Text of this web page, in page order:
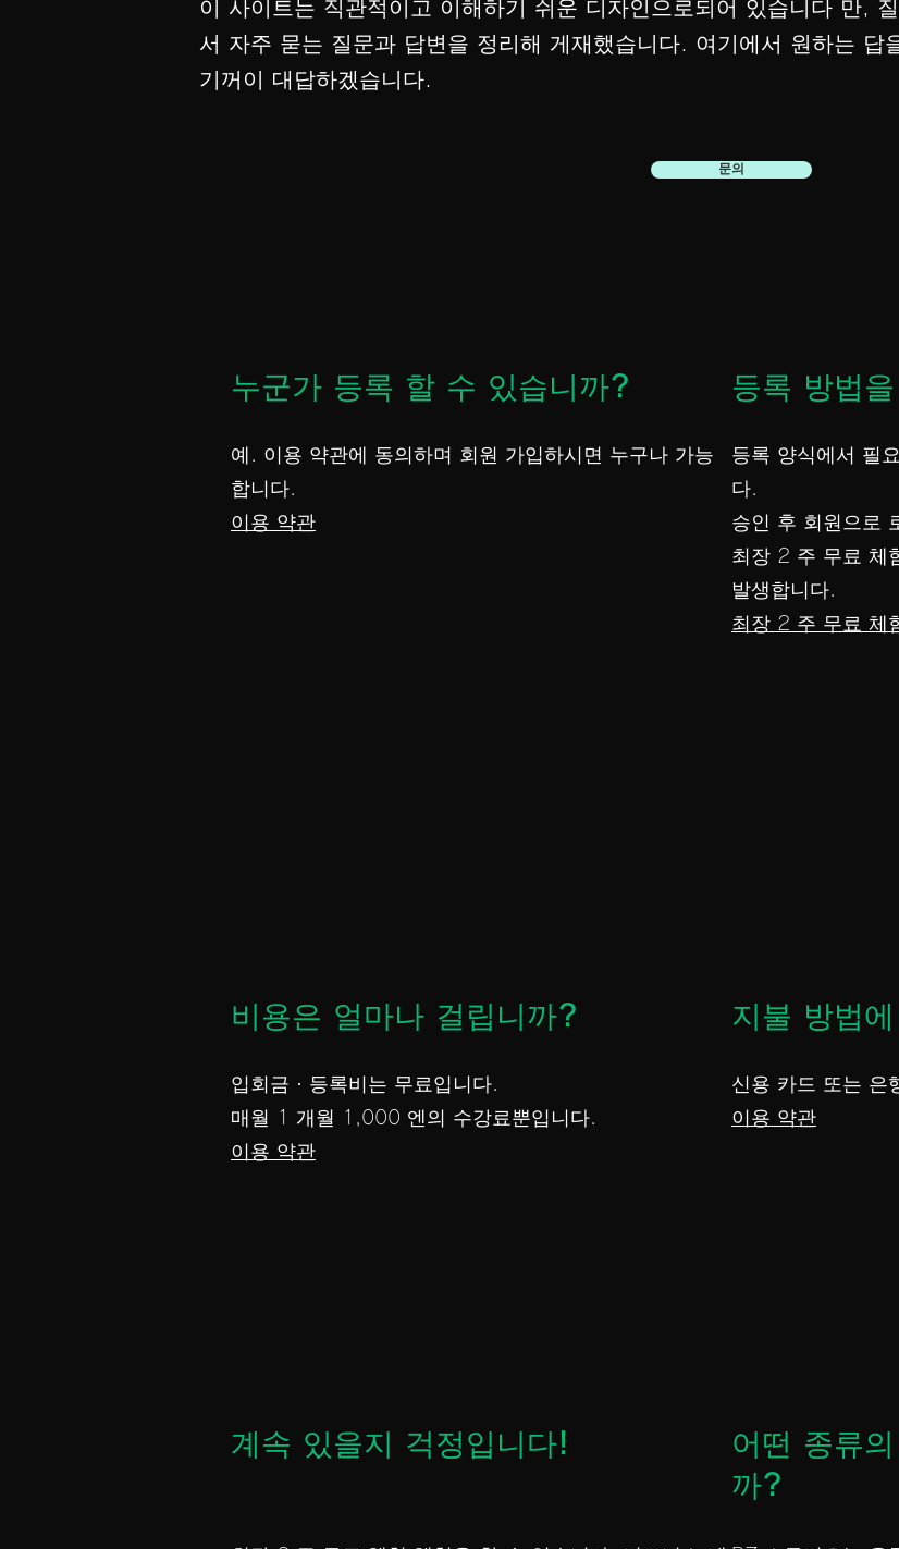
이 사이트는 직관적이고 이해하기 쉬운 디자인으로되어 있습니다 만,
서 자주 묻는 질문과 답변을 정리해 게재했습니다. 여기에서 원하는 답
기꺼이 대답하겠습니다.
문의
누군가 등록 할 수 있습니까?
예. 이용 약관에 동의하며 회원 가입하시면 누구나 가능
합니다.
이용 약관
등록 방법
등록 양식에서 필
다.
승인 후 회원으로
최장 2 주 무료 체
발생합니다.
최장 2 주 무료 체
비용은 얼마나 걸립니까?
입회금 · 등록비는 무료입니다.
매월 1 개월 1,000 엔의 수강료뿐입니다.
이용 약관
지불 방법
신용 카드 또는 은
이용 약관
계속 있을지 걱정입니다!
어떤 종류
까?